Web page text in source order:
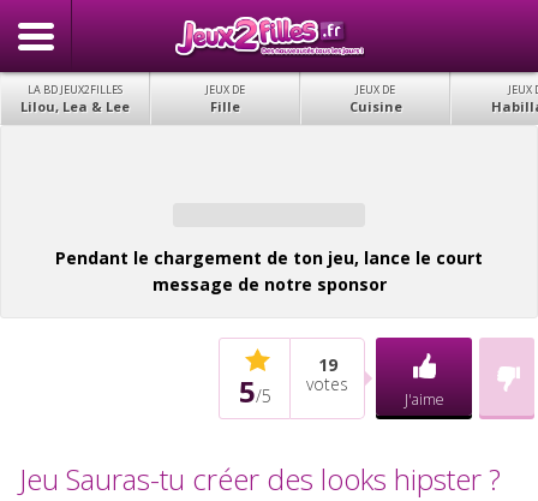
LA BD JEUX2FILLES
Lilou, Lea & Lee
JEUX DE
Fille
JEUX DE
Cuisine
JEUX
Pendant le chargement de ton jeu, lance le court
message de notre sponsor
5/5
19
votes
J'aime
Jeu Sauras-tu créer des looks hipster ?